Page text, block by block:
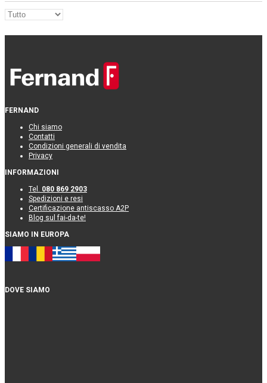
FERNAND
Chi siamo
Contatti
Condizioni generali di vendita
Privacy
INFORMAZIONI
Tel. 080 869 2903
Spedizioni e resi
Certificazione antiscasso A2P
Blog sul fai-da-te!
SIAMO IN EUROPA
DOVE SIAMO